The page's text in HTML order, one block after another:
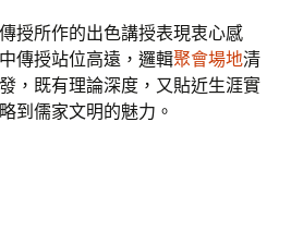
授所作的出色講授表現衷心感
傳授站位高遠，邏輯聚會場地清
，既有理論深度，又貼近生涯實
到儒家文明的魅力。